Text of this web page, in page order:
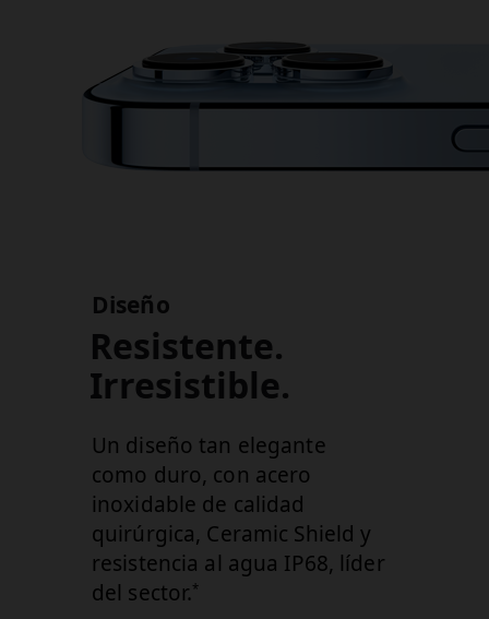
Diseño
Resistente.
Irresistible.
Un diseño tan elegante
como duro, con acero
inoxidable de calidad
quirúrgica, Ceramic Shield y
resistencia al agua IP68, líder
del sector.*